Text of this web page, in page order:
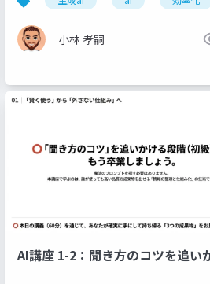
小林 孝嗣
AI講座 1-2：聞き方のコツを追い